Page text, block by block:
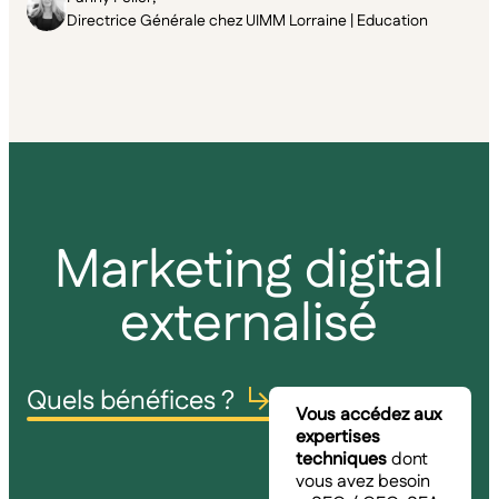
Directrice Générale chez UIMM Lorraine | Education
Marketing digital
externalisé
Quels bénéfices ?
Vous accédez aux
expertises
techniquesdont
vous avez besoin